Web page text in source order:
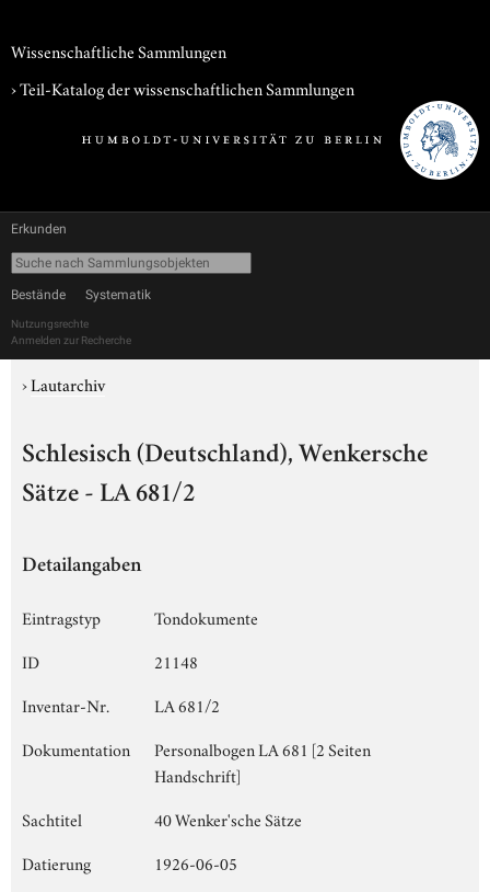
Wissenschaftliche Sammlungen
› Teil-Katalog der wissenschaftlichen Sammlungen
Erkunden
Bestände Systematik
Nutzungsrechte
Anmelden zur Recherche
›Lautarchiv
Schlesisch (Deutschland), Wenkersche
Sätze - LA 681/2
Detailangaben
Eintragstyp
Tondokumente
ID
21148
Inventar-Nr.
LA 681/2
Dokumentation
Personalbogen LA 681 [2 Seiten
Handschrift]
Sachtitel
40 Wenker'sche Sätze
Datierung
1926-06-05